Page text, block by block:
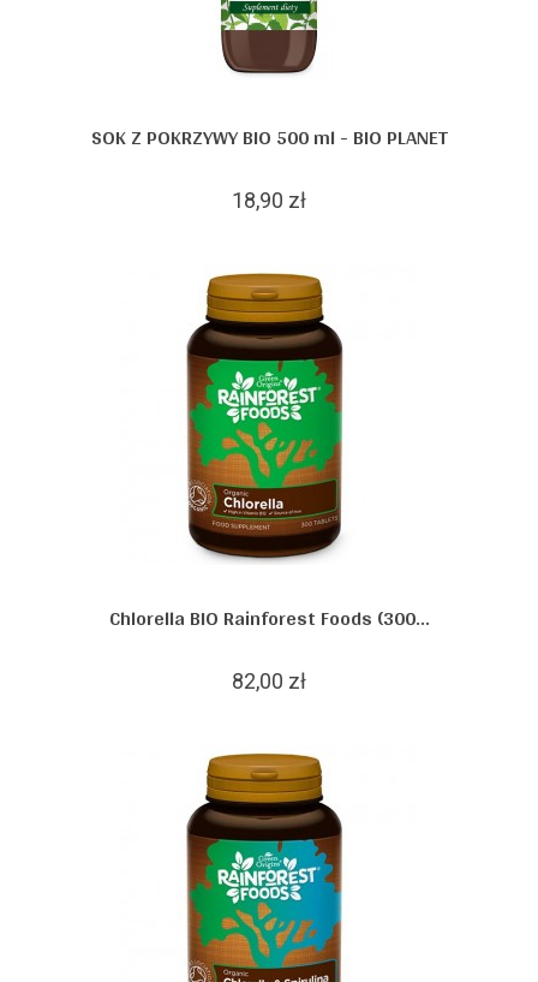
SOK Z POKRZYWY BIO 500 ml - BIO PLANET
18,90 zł
Chlorella BIO Rainforest Foods (300...
82,00 zł